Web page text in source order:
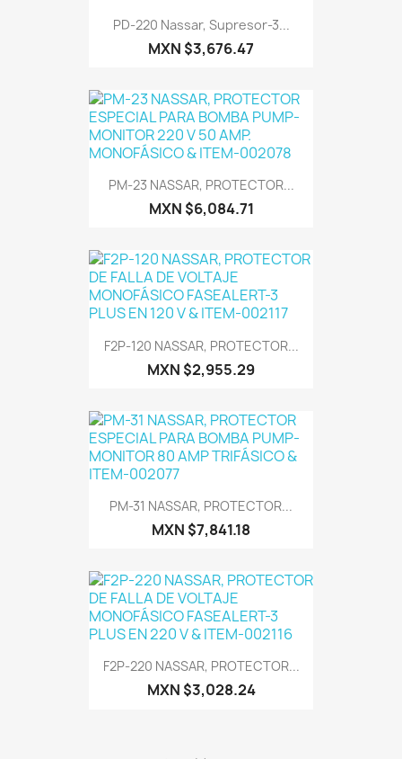
PD-220 Nassar, Supresor-3...
MXN $3,676.47
PM-23 NASSAR, PROTECTOR...
MXN $6,084.71
F2P-120 NASSAR, PROTECTOR...
MXN $2,955.29
PM-31 NASSAR, PROTECTOR...
MXN $7,841.18
F2P-220 NASSAR, PROTECTOR...
MXN $3,028.24